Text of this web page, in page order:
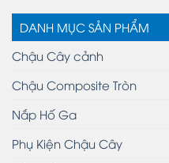
DANH MỤC SẢN PHẨM
Chậu Cây cảnh
Chậu Composite Tròn
Nắp Hố Ga
Phụ Kiện Chậu Cây